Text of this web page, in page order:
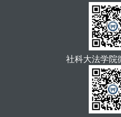
社科大法学院